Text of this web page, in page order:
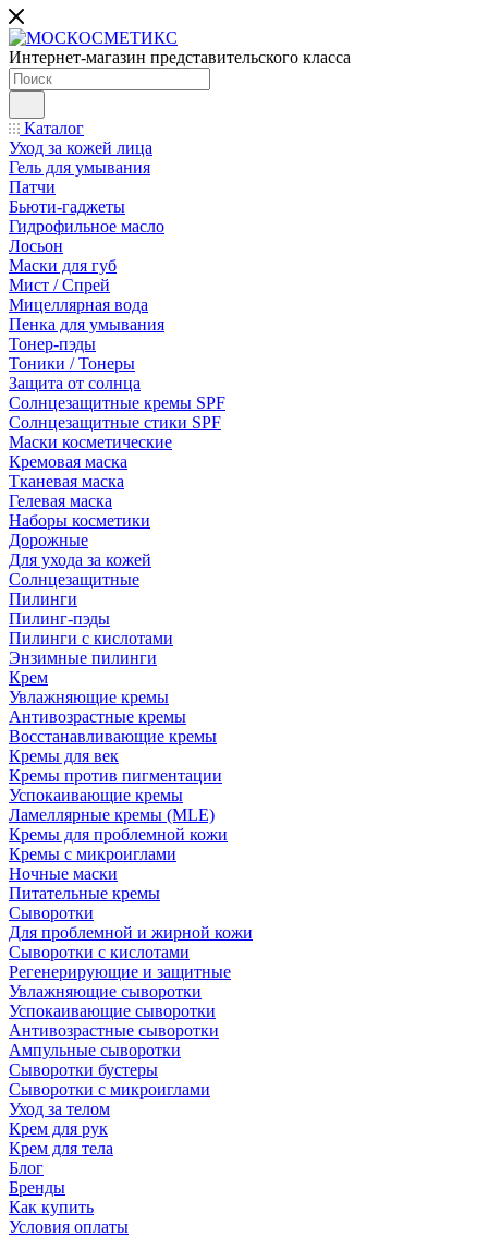
Интернет-магазин представительского класса
Каталог
Уход за кожей лица
Гель для умывания
Патчи
Бьюти-гаджеты
Гидрофильное масло
Лосьон
Маски для губ
Мист / Спрей
Мицеллярная вода
Пенка для умывания
Тонер-пэды
Тоники / Тонеры
Защита от солнца
Солнцезащитные кремы SPF
Солнцезащитные стики SPF
Маски косметические
Кремовая маска
Тканевая маска
Гелевая маска
Наборы косметики
Дорожные
Для ухода за кожей
Солнцезащитные
Пилинги
Пилинг-пэды
Пилинги с кислотами
Энзимные пилинги
Крем
Увлажняющие кремы
Антивозрастные кремы
Восстанавливающие кремы
Кремы для век
Кремы против пигментации
Успокаивающие кремы
Ламеллярные кремы (MLE)
Кремы для проблемной кожи
Кремы с микроиглами
Ночные маски
Питательные кремы
Сыворотки
Для проблемной и жирной кожи
Сыворотки с кислотами
Регенерирующие и защитные
Увлажняющие сыворотки
Успокаивающие сыворотки
Антивозрастные сыворотки
Ампульные сыворотки
Сыворотки бустеры
Сыворотки с микроиглами
Уход за телом
Крем для рук
Крем для тела
Блог
Бренды
Как купить
Условия оплаты